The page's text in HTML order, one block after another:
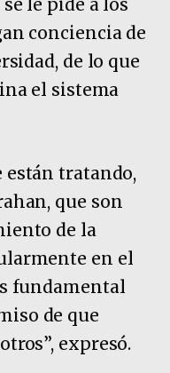
le pide a los
conciencia de
de lo que
el sistema
están tratando,
que son
de la
en el
fundamental
de que
expresó.